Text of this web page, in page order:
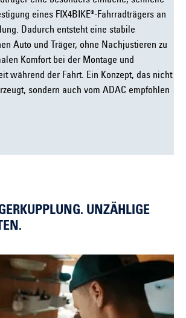
eines FIX4BIKE®-Fahrradträgers an
Dadurch entsteht eine stabile
Auto und Träger, ohne Nachjustieren zu
Komfort bei der Montage und
während der Fahrt. Ein Konzept, das nicht
sondern auch vom ADAC empfohlen
UNZÄHLIGE